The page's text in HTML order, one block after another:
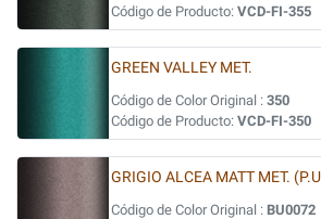
Código de Producto: VCD-FI-355
GREEN VALLEY MET.
Código de Color Original : 350
Código de Producto: VCD-FI-350
GRIGIO ALCEA MATT MET.
Código de Color Original : BU0072